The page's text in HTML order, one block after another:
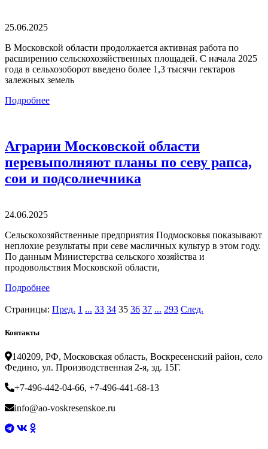
25.06.2025
В Московской области продолжается активная работа по
расширению сельскохозяйственных площадей. С начала 2025
года в сельхозоборот введено более 1,3 тысячи гектаров
залежных земель
Подробнее
Аграрии Московской области
перевыполняют планы по севу рапса,
сои и подсолнечника
24.06.2025
Сельскохозяйственные предприятия Подмосковья показывают
неплохие результаты при севе масличных культур в этом году.
По данным Министерства сельского хозяйства и
продовольствия Московской области,
Подробнее
Страницы: Пред. 1 ... 33 34 35 36 37 ... 293 След.
Контакты
140209, РФ, Московская область, Воскресенский район, село
Федино, ул. Производственная 2-я, зд. 15Г.
+7-496-442-04-66, +7-496-441-68-13
info@ao-voskresenskoe.ru